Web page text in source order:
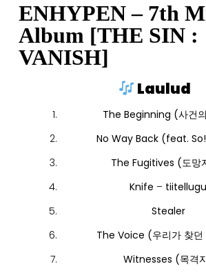
ENHYPEN – 7th
Album [THE SIN :
VANISH]
Laulud
The Beginning (사건
No Way Back (feat.
The Fugitives (도망
Knife – tiitellugu
Stealer
The Voice (우리가 찾던
Witnesses (목격